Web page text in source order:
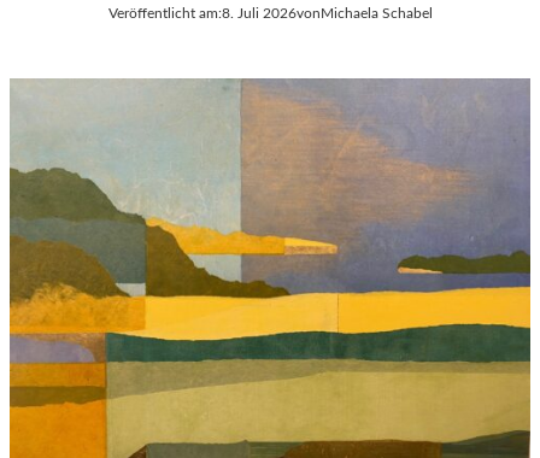
Veröffentlicht am:8. Juli 2026vonMichaela Schabel